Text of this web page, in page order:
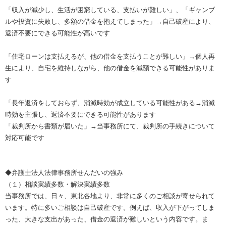
「収入が減少し、生活が困窮している、支払いが難しい」、「ギャンブ
ルや投資に失敗し、多額の借金を抱えてしまった」→自己破産により、
返済不要にできる可能性が高いです
「住宅ローンは支払えるが、他の借金を支払うことが難しい」→個人再
生により、自宅を維持しながら、他の借金を減額できる可能性がありま
す
「長年返済をしておらず、消滅時効が成立している可能性がある→消滅
時効を主張し、返済不要にできる可能性があります
「裁判所から書類が届いた」→当事務所にて、裁判所の手続きについて
対応可能です
◆弁護士法人法律事務所せんだいの強み
（１）相談実績多数・解決実績多数
当事務所では、日々、東北各地より、非常に多くのご相談が寄せられて
います。特に多いご相談は自己破産です。例えば、収入が下がってしま
った、大きな支出があった、借金の返済が難しいという内容です。ま